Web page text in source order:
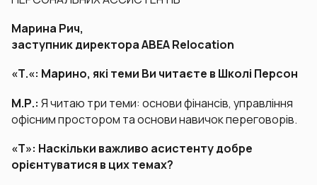
Марина Рич,
заступник директора ABEA Relocation
«Т.«: Марино, які теми Ви читаєте в Школі Персон
М.Р.: Я читаю три теми: основи фінансів, управління
офісним простором та основи навичок переговорів.
«Т»: Наскільки важливо асистенту добре
орієнтуватися в цих темах?